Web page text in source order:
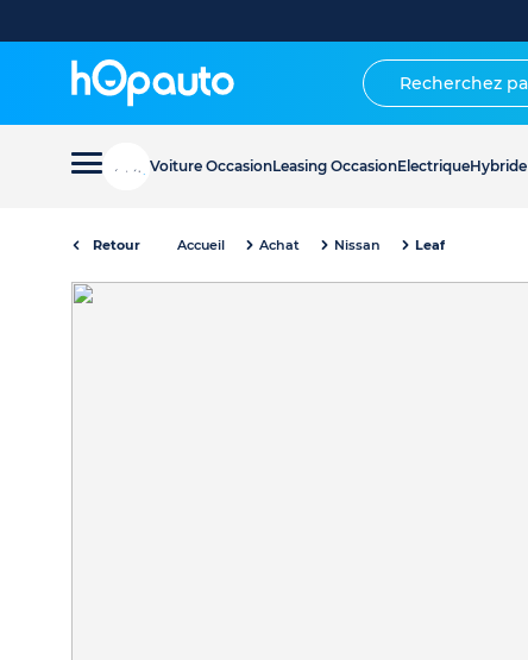
Voiture OccasionLeasing OccasionElectriqueHybride
Retour Accueil Achat Nissan Leaf